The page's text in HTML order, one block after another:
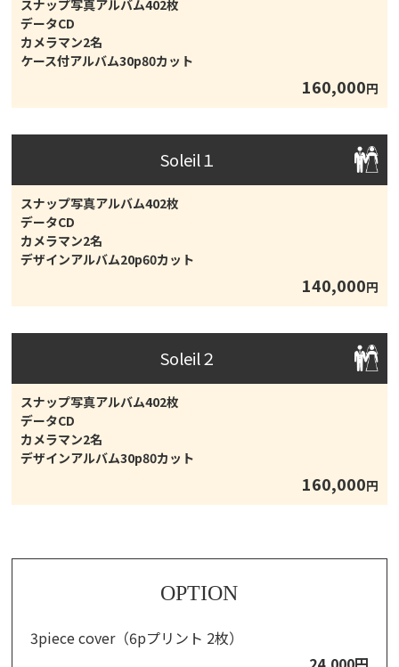
スナップ写真アルバム402枚
データCD
カメラマン2名
ケース付アルバム30p80カット
160,000円
Soleil１
スナップ写真アルバム402枚
データCD
カメラマン2名
デザインアルバム20p60カット
140,000円
Soleil２
スナップ写真アルバム402枚
データCD
カメラマン2名
デザインアルバム30p80カット
160,000円
OPTION
3piece cover（6pプリント 2枚）